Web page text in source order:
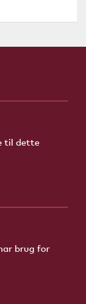
til dette
brug for